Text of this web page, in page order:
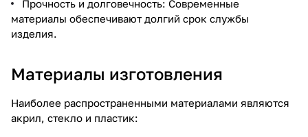
Прочность и долговечность: Современные
материалы обеспечивают долгий срок службы
изделия.
Материалы изготовления
Наиболее распространенными материалами являются
акрил, стекло и пластик: